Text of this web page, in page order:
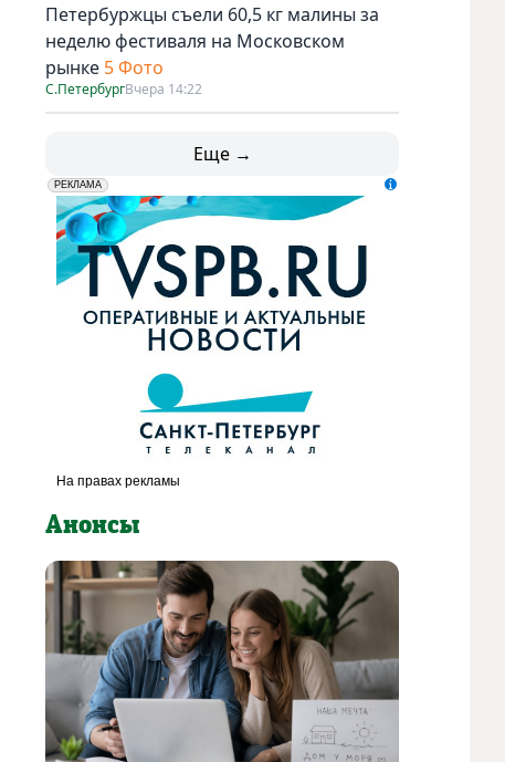
Петербуржцы съели 60,5 кг малины за
неделю фестиваля на Московском
рынке 5 Фото
С.ПетербургВчера 14:22
Еще →
erid: LdtCK5udn
РЕКЛАМА
АО "ГАТР", ИНН: 7841320717
Анонсы